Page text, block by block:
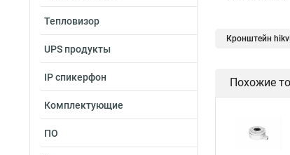
Тепловизор
UPS продукты
IP спикерфон
Комплектующие
ПО
Кронштейн
Похожие